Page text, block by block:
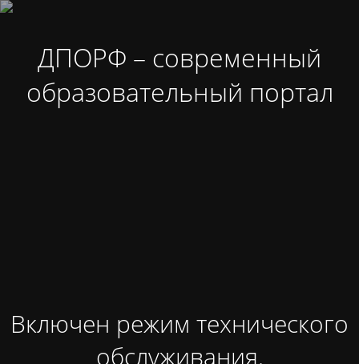
ДПОРФ – современный
образовательный портал
Включен режим технического
обслуживания.